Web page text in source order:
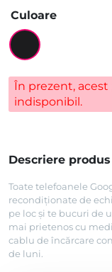
Culoare
În prezent,
indisponibil.
Descriere produs
Toate telefoanele
recondiționate de
pe loc și te bucuri de
mai prietenos cu
cablu de încărcare
de luni.